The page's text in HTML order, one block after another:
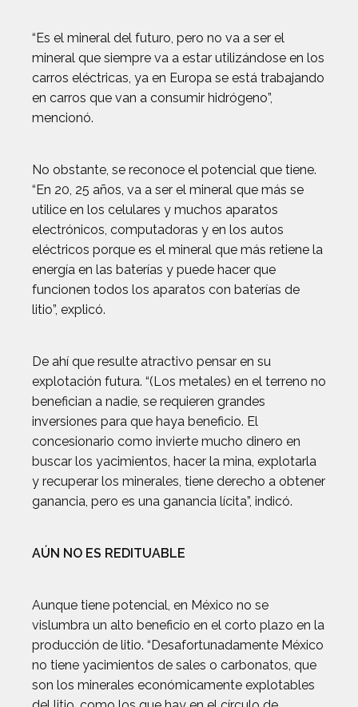
“Es el mineral del futuro, pero no va a ser el
mineral que siempre va a estar utilizándose en los
carros eléctricas, ya en Europa se está trabajando
en carros que van a consumir hidrógeno”,
mencionó.
No obstante, se reconoce el potencial que tiene.
“En 20, 25 años, va a ser el mineral que más se
utilice en los celulares y muchos aparatos
electrónicos, computadoras y en los autos
eléctricos porque es el mineral que más retiene la
energía en las baterías y puede hacer que
funcionen todos los aparatos con baterías de
litio”, explicó.
De ahí que resulte atractivo pensar en su
explotación futura. “(Los metales) en el terreno no
benefician a nadie, se requieren grandes
inversiones para que haya beneficio. El
concesionario como invierte mucho dinero en
buscar los yacimientos, hacer la mina, explotarla
y recuperar los minerales, tiene derecho a obtener
ganancia, pero es una ganancia lícita”, indicó.
AÚN NO ES REDITUABLE
Aunque tiene potencial, en México no se
vislumbra un alto beneficio en el corto plazo en la
producción de litio. “Desafortunadamente México
no tiene yacimientos de sales o carbonatos, que
son los minerales económicamente explotables